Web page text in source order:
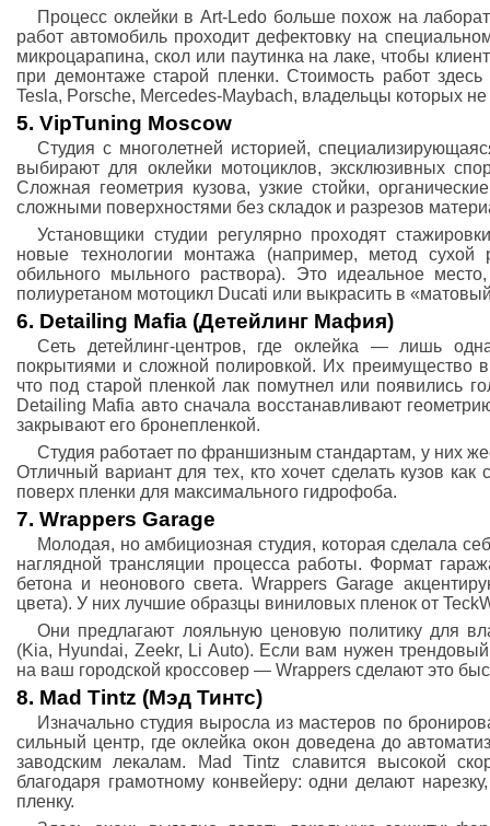
Процесс оклейки в Art-Ledo больше похож на
работ автомобиль проходит дефектовку на
микроцарапина, скол или паутинка на лаке, чтобы
при демонтаже старой пленки. Стоимость работ
Tesla, Porsche, Mercedes-Maybach, владельцы которых
5. VipTuning Moscow
Студия с многолетней историей,
выбирают для оклейки мотоциклов, эксклюзивных
Сложная геометрия кузова, узкие стойки,
сложными поверхностями без складок и разрезов
Установщики студии регулярно проходят
новые технологии монтажа (например, метод сухой
обильного мыльного раствора). Это идеальное
полиуретаном мотоцикл Ducati или выкрасить в
6. Detailing Mafia (Детейлинг Мафия)
Сеть детейлинг-центров, где оклейка — лишь
покрытиями и сложной полировкой. Их преимущество
что под старой пленкой лак помутнел или появились
Detailing Mafia авто сначала восстанавливают
закрывают его бронепленкой.
Студия работает по франшизным стандартам, у них
Отличный вариант для тех, кто хочет сделать кузов
поверх пленки для максимального гидрофоба.
7. Wrappers Garage
Молодая, но амбициозная студия, которая сделала
наглядной трансляции процесса работы. Формат
бетона и неонового света. Wrappers Garage
цвета). У них лучшие образцы виниловых пленок от
Они предлагают лояльную ценовую политику для
(Kia, Hyundai, Zeekr, Li Auto). Если вам нужен
на ваш городской кроссовер — Wrappers сделают это
8. Mad Tintz (Мэд Тинтс)
Изначально студия выросла из мастеров по
сильный центр, где оклейка окон доведена до
заводским лекалам. Mad Tintz славится высокой
благодаря грамотному конвейеру: одни делают
пленку.